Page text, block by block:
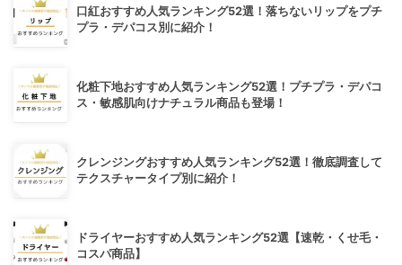
口紅おすすめ人気ランキング52選！落ちないリップをプチ
プラ・デパコス別に紹介！
化粧下地おすすめ人気ランキング52選！プチプラ・デパコ
ス・敏感肌向けナチュラル商品も登場！
クレンジングおすすめ人気ランキング52選！徹底調査して
テクスチャータイプ別に紹介！
ドライヤーおすすめ人気ランキング52選【速乾・くせ毛・
コスパ商品】